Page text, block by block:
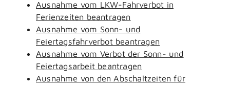
Ausnahme vom LKW-Fahrverbot in
Ferienzeiten beantragen
Ausnahme vom Sonn- und
Feiertagsfahrverbot beantragen
Ausnahme vom Verbot der Sonn- und
Feiertagsarbeit beantragen
Ausnahme von den Abschaltzeiten für